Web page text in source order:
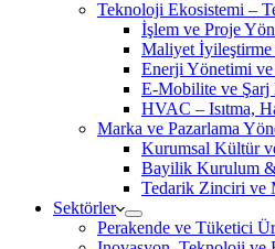
Teknoloji Ekosistemi –
İşlem ve Proje
Maliyet İyileştirme
Enerji Yönetimi
E-Mobilite ve Şarj
HVAC – Isıtma,
Marka ve Pazarlama
Kurumsal Kültür
Bayilik Kurulum
Tedarik Zinciri ve
Sektörler
Perakende ve Tüketici